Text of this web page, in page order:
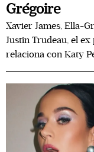
Grégoire
Xavier James, Ella-
Justin Trudeau, el
relaciona con Katy